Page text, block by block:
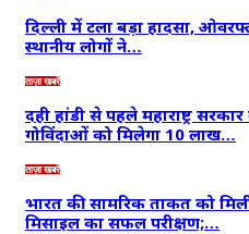
दिल्ली में टला बड़ा हादसा,
स्थानीय लोगों ने…
ताज़ा खबरें
दही हांडी से पहले महाराष्ट्र
गोविंदाओं को मिलेगा 10 लाख…
ताज़ा खबरें
भारत की सामरिक ताकत को
मिसाइल का सफल परीक्षण;…